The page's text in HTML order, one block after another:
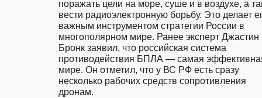
поражать цели на море, суше и в воздухе, а
вести радиоэлектронную борьбу. Это делает
важным инструментом стратегии России в
многополярном мире. Ранее эксперт Джастин
Бронк заявил, что российская система
противодействия БПЛА — самая
мире. Он отметил, что у ВС РФ есть сразу
несколько рабочих средств сопротивления
дронам.